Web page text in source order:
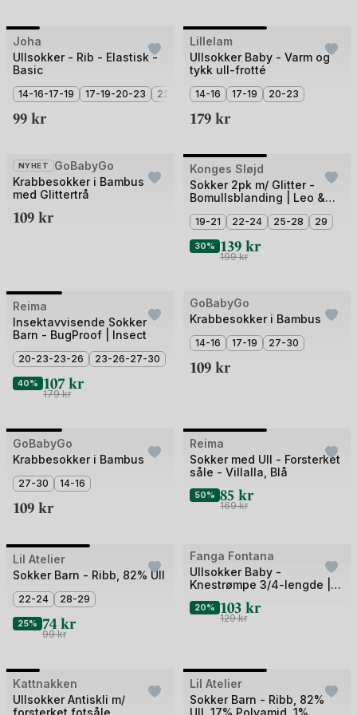
Bilde
av
Joha
Ullsokker - Rib - Elastisk -
Basic
14-16-17-19 17-19-20-23 23-26 14-16
99 kr
Bilde
av
Lillelam
Ullsokker Baby - Varm og
tykk ull-frotté
14-16 17-19 20-23
179 kr
3 for 2
NYHET
GoBabyGo
Krabbesokker i Bambus
med Glittertrå
109 kr
Outlet
Bilde
av
Konges Sløjd
Sokker 2pk m/ Glitter -
Bomullsblanding | Leo &
19-21 22-24 25-28 29
30% 139 kr
199kr
Outlet
Bilde
av
Reima
Insektavvisende Sokker
Barn - BugProof | Insect
20-23-23-26 23-26-27-30
40% 107 kr
179kr
3 for 2
GoBabyGo
Krabbesokker i Bambus
14-16 17-19 27-30
109 kr
Bilde
av
GoBabyGo
Krabbesokker i Bambus
27-30 14-16
109 kr
Outlet
Bilde
av
Reima
Sokker med Ull - Forsterket
såle - Villalla, Blå
50% 85 kr
169kr
Outlet
Bilde
av
Lil Atelier
Sokker Barn - Ribb, 82% Ull
22-24 28-29
25% 74kr
99kr
Fanga Fontana
Ullsokker Baby -
Knestrømpe 3/4-lengde |
20% 103 kr
129kr
Bilde
Kattnakken
Ullsokker Antiskli m/
forsterket fotsåle
Outlet
Bilde
Lil Atelier
Sokker Barn - Ribb, 82%
Ull, 17% Polyamid, 1%